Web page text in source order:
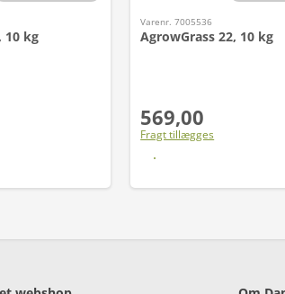
10 kg
Varenr. 7005536
AgrowGrass 22, 10 kg
569,00
Fragt tillægges